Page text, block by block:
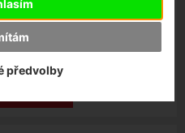
předvolby
Kč s DPH